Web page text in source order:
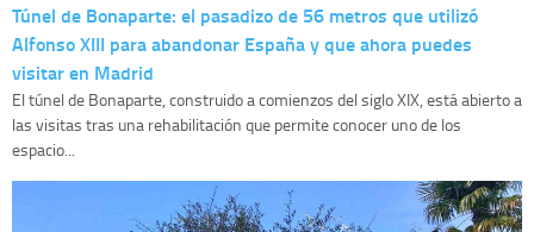
Túnel de Bonaparte: el pasadizo de 56 metros que utilizó
Alfonso XIII para abandonar España y que ahora puedes
visitar en Madrid
El túnel de Bonaparte, construido a comienzos del siglo XIX, está abierto a
las visitas tras una rehabilitación que permite conocer uno de los
espacio...